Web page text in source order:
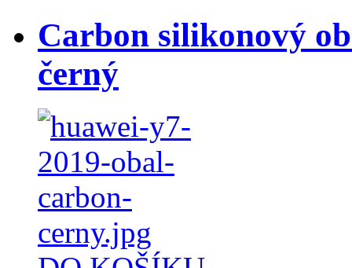
Carbon silikonový
černý